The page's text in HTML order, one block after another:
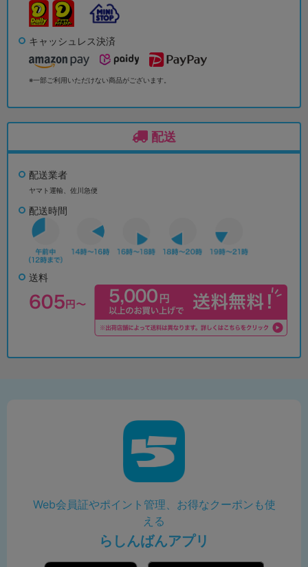
キャッシュレス決済
※一部ご利用いただけない商品がございます。
配送
配送業者
ヤマト運輸、佐川急便
配送時間
送料
Web会員証やポイント管理、お得なクーポンも使
える
らしんばんアプリ